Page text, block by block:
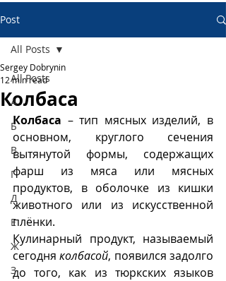
Post
All Posts
А
Б
В
Г
Д
Е
Ж
З
All Posts
Колбаса
Sergey Dobrynin
12 min read
Колбаса – тип мясных изделий, в
основном, круглого сечения
вытянутой формы, содержащих
фарш из мяса или мясных
продуктов, в оболочке из кишки
животного или из искусственной
плёнки.
Кулинарный продукт, называемый
сегодня колбасой, появился задолго
до того, как из тюркских языков